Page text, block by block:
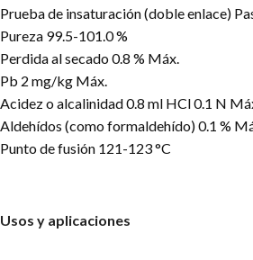
Prueba de insaturación (doble enlace)
Pureza 99.5-101.0 %
Perdida al secado 0.8 % Máx.
Pb 2 mg/kg Máx.
Acidez o alcalinidad 0.8 ml HCl 0.1 N
Aldehídos (como formaldehído) 0.1 %
Punto de fusión 121-123 °C
Usos y aplicaciones